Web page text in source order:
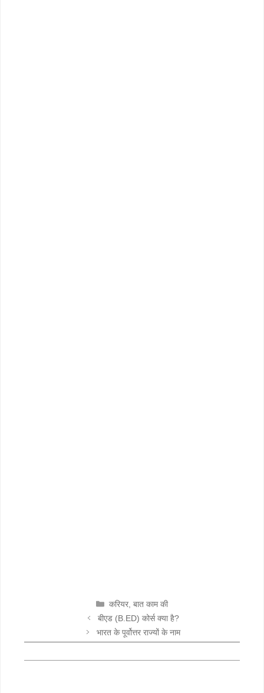
CATEGORIES
करियर, बात काम की
बीएड (B.ED) कोर्स क्या है?
भारत के पूर्वोत्तर राज्यों के नाम